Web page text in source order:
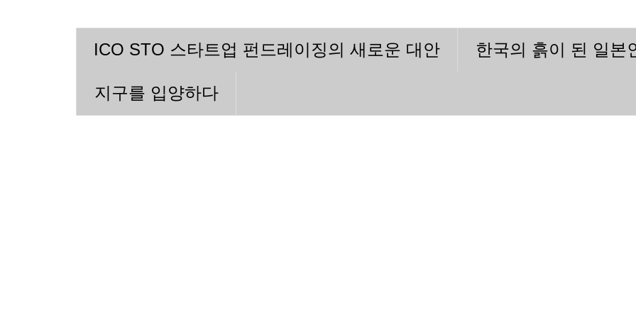
ICO STO 스타트업 펀드레이징의 새로운 대안 한국의 흙이 된 일본
지구를 입양하다